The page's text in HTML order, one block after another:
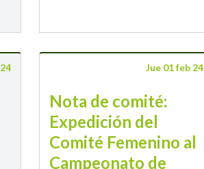
Jue 01 feb 24
Nota de comité:
Expedición del
Comité Femenino al
Campeonato de